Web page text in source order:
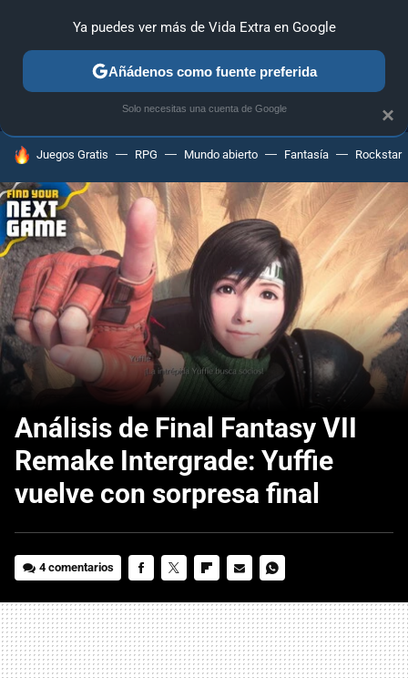
MENÚ NUEVO
GUÍAS Y TRUCOS PC SONY
HOY SE HABLA DE
Juegos Gratis RPG Mundo abierto Fantasía Rockstar
Análisis de Final Fantasy VII
Remake Intergrade: Yuffie
vuelve con sorpresa final
4 comentarios
MAIL
×
Ya puedes ver más de Vida Extra en Google
Añádenos como fuente preferida
Solo necesitas una cuenta de Google